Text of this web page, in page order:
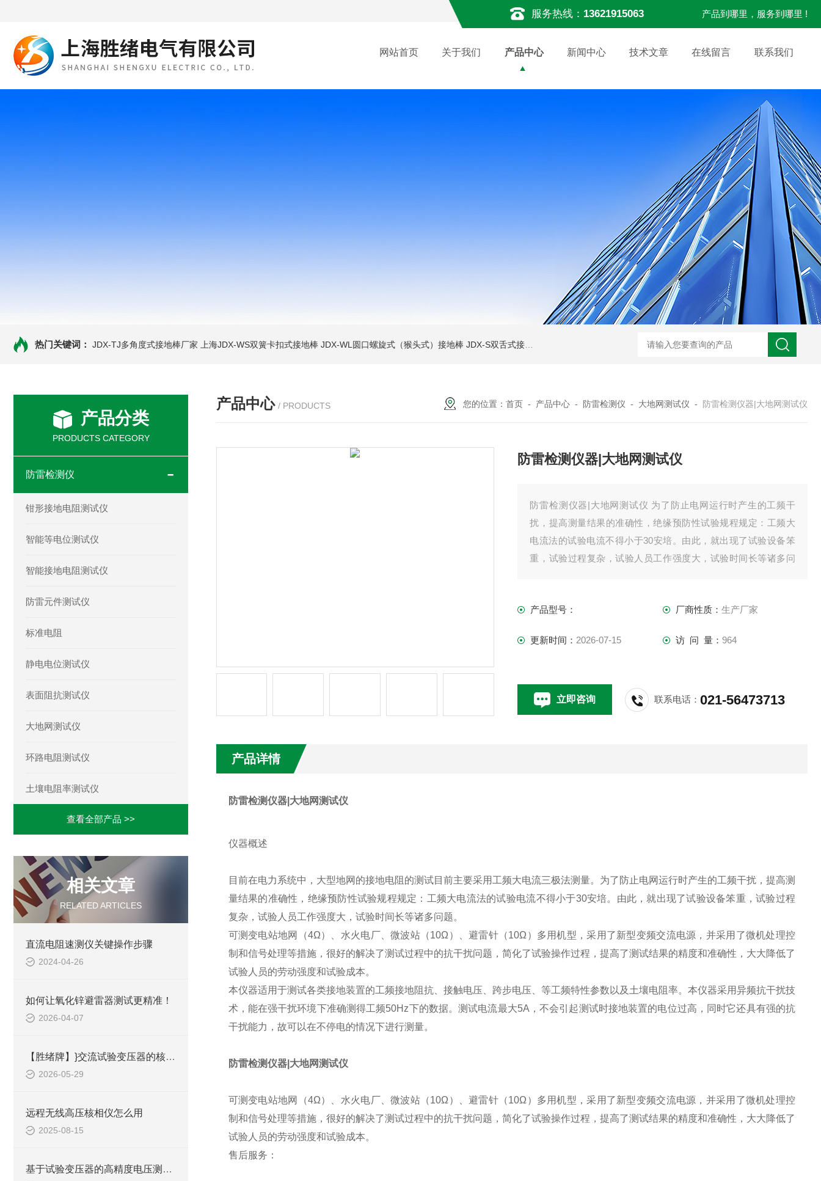
服务热线： 13621915063 产品到哪里，服务到哪里 !
网站首页 关于我们 产品中心 新闻中心 技术文章 在线留言 联系我们
热门关键词： JDX-TJ多角度式接地棒厂家 上海JDX-WS双簧卡扣式接地棒 JDX-WL圆口螺旋式（猴头式）接地棒 JDX-S双舌式接地棒价格 HD3400A接地电阻测试仪 S3010数字接地电阻测试仪现货
产品分类
PRODUCTS CATEGORY
防雷检测仪
钳形接地电阻测试仪
智能等电位测试仪
智能接地电阻测试仪
防雷元件测试仪
标准电阻
静电电位测试仪
表面阻抗测试仪
大地网测试仪
环路电阻测试仪
土壤电阻率测试仪
查看全部产品 >>
相关文章
RELATED ARTICLES
直流电阻速测仪关键操作步骤
2024-04-26
如何让氧化锌避雷器测试更精准！
2026-04-07
【胜绪牌】}交流试验变压器的核心结果与分类
2026-05-29
远程无线高压核相仪怎么用
2025-08-15
基于试验变压器的高精度电压测量技术研究
产品中心 / PRODUCTS 您的位置： 首页 - 产品中心 - 防雷检测仪 - 大地网测试仪 - 防雷检测仪器|大地网测试仪
防雷检测仪器|大地网测试仪
防雷检测仪器|大地网测试仪 为了防止电网运行时产生的工频干
扰，提高测量结果的准确性，绝缘预防性试验规程规定：工频大
电流法的试验电流不得小于30安培。由此，就出现了试验设备笨
重，试验过程复杂，试验人员工作强度大，试验时间长等诸多问
产品型号： 厂商性质： 生产厂家
更新时间： 2026-07-15 访 问 量： 964
立即咨询 联系电话：021-56473713
产品详情
防雷检测仪器|大地网测试仪
仪器概述
目前在电力系统中，大型地网的接地电阻的测试目前主要采用工频大电流三极法测量。为了防止电网运行时产生的工频干扰，提高测
量结果的准确性，绝缘预防性试验规程规定：工频大电流法的试验电流不得小于30安培。由此，就出现了试验设备笨重，试验过程
复杂，试验人员工作强度大，试验时间长等诸多问题。
可测变电站地网（4Ω）、水火电厂、微波站（10Ω）、避雷针（10Ω）多用机型，采用了新型变频交流电源，并采用了微机处理控
制和信号处理等措施，很好的解决了测试过程中的抗干扰问题，简化了试验操作过程，提高了测试结果的精度和准确性，大大降低了
试验人员的劳动强度和试验成本。
本仪器适用于测试各类接地装置的工频接地阻抗、接触电压、跨步电压、等工频特性参数以及土壤电阻率。本仪器采用异频抗干扰技
术，能在强干扰环境下准确测得工频50Hz下的数据。测试电流最大5A，不会引起测试时接地装置的电位过高，同时它还具有强的抗
干扰能力，故可以在不停电的情况下进行测量。
防雷检测仪器|大地网测试仪
可测变电站地网（4Ω）、水火电厂、微波站（10Ω）、避雷针（10Ω）多用机型，采用了新型变频交流电源，并采用了微机处理控
制和信号处理等措施，很好的解决了测试过程中的抗干扰问题，简化了试验操作过程，提高了测试结果的精度和准确性，大大降低了
试验人员的劳动强度和试验成本。
售后服务：